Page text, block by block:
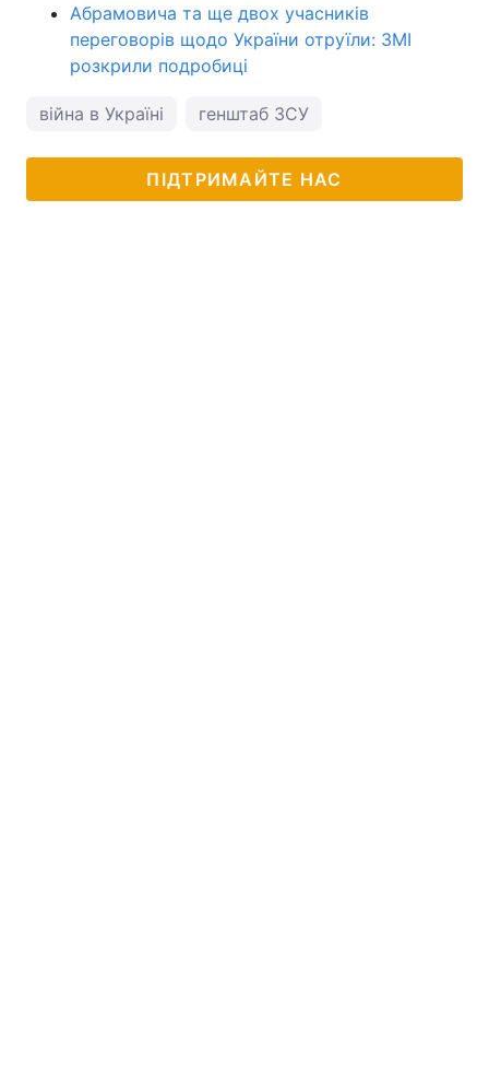
Абрамовича та ще двох учасників
переговорів щодо України отруїли: ЗМІ
розкрили подробиці
війна в Україні генштаб ЗСУ
ПІДТРИМАЙТЕ НАС